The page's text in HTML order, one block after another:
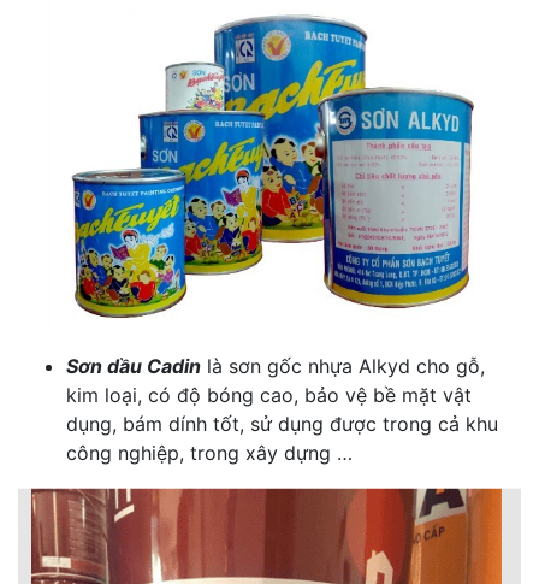
Sơn dầu Cadin là sơn gốc nhựa Alkyd cho gỗ,
kim loại, có độ bóng cao, bảo vệ bề mặt vật
dụng, bám dính tốt, sử dụng được trong cả khu
công nghiệp, trong xây dựng …